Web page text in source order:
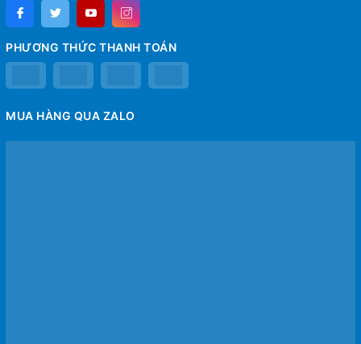
PHƯƠNG THỨC THANH TOÁN
MUA HÀNG QUA ZALO